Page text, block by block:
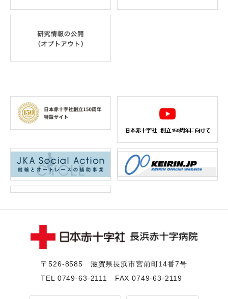
〒526-8585 滋賀県⻑浜市宮前町14番7号
TEL 0749-63-2111 FAX 0749-63-2119